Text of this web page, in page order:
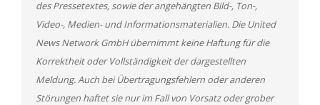
des Pressetextes, sowie der angehängten Bild-, Ton-,
Video-, Medien- und Informationsmaterialien. Die United
News Network GmbH übernimmt keine Haftung für die
Korrektheit oder Vollständigkeit der dargestellten
Meldung. Auch bei Übertragungsfehlern oder anderen
Störungen haftet sie nur im Fall von Vorsatz oder grober